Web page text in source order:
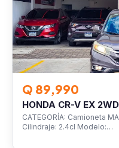
Q 89,990
HONDA CR-V EX
CATEGORÍA: Camioneta
Cilindraje: 2.4cl Modelo:…